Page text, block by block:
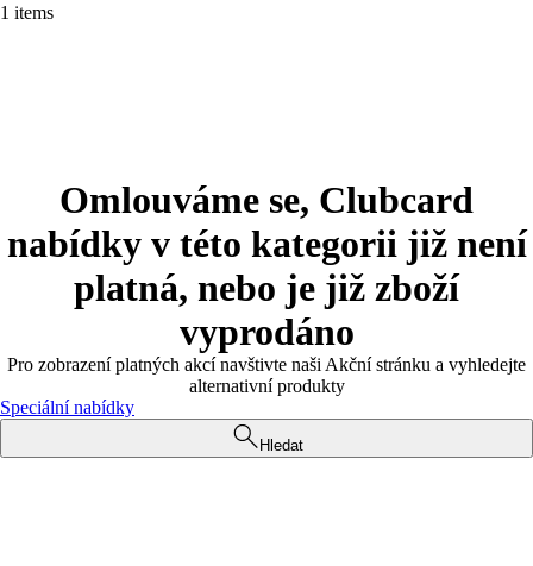
1 items
Omlouváme se, Clubcard
nabídky v této kategorii již není
platná, nebo je již zboží
vyprodáno
Pro zobrazení platných akcí navštivte naši Akční stránku a vyhledejte
alternativní produkty
Speciální nabídky
Hledat